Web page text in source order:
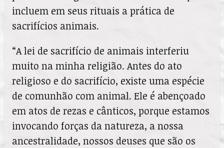
incluem em seus rituais a prática de
sacrifícios animais.
“A lei de sacrifício de animais interferiu
muito na minha religião. Antes do ato
religioso e do sacrifício, existe uma espécie
de comunhão com animal. Ele é abençoado
em atos de rezas e cânticos, porque estamos
invocando forças da natureza, a nossa
ancestralidade, nossos deuses que são os